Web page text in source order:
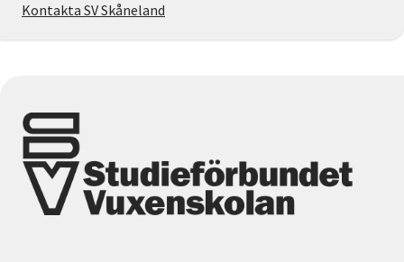
Kontakta SV Skåneland